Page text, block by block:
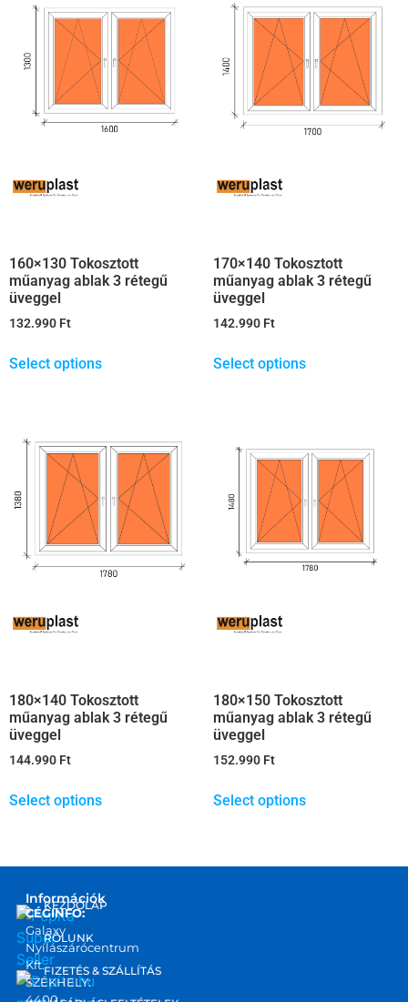
160×130 Tokosztott
műanyag ablak 3 rétegű
üveggel
132.990 Ft
Select options
170×140 Tokosztott
műanyag ablak 3 rétegű
üveggel
142.990 Ft
Select options
180×140 Tokosztott
műanyag ablak 3 rétegű
üveggel
144.990 Ft
Select options
180×150 Tokosztott
műanyag ablak 3 rétegű
üveggel
152.990 Ft
Select options
Információk
CÉGINFO:
Galaxy
Nyílászárócentrum
Kft.
SZÉKHELY:
4400
KEZDŐLAP
RÓLUNK
FIZETÉS & SZÁLLÍTÁS